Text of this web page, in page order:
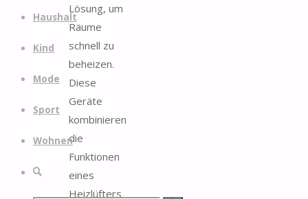
Haushalt
Kind
Mode
Sport
Wohnen
Suche
Lösung, um
Räume
schnell zu
beheizen.
Diese
Geräte
kombinieren
die
Funktionen
eines
Heizlüfters